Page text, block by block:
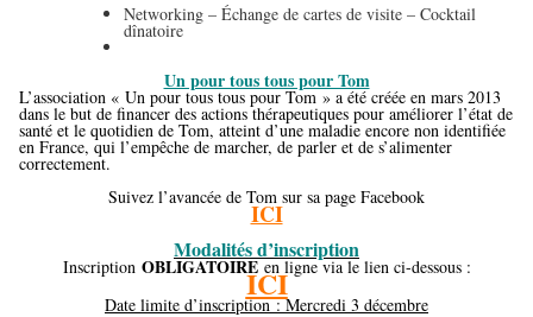
Networking – Échange de cartes de visite – Cocktail
dînatoire
Un pour tous tous pour Tom
L’association « Un pour tous tous pour Tom » a été créée en mars 2013
dans le but de financer des actions thérapeutiques pour améliorer l’état de
santé et le quotidien de Tom, atteint d’une maladie encore non identifiée
en France, qui l’empêche de marcher, de parler et de s’alimenter
correctement.
Suivez l’avancée de Tom sur sa page Facebook
ICI
Modalités d’inscription
Inscription OBLIGATOIREen ligne via le lien ci-dessous :
ICI
Date limite d’inscription : Mercredi 3 décembre